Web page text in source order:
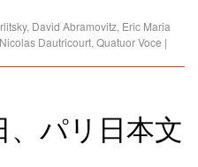
, David Abramovitz, Eric Maria
Nicolas Dautricourt, Quatuor Voce |
パリ日本文